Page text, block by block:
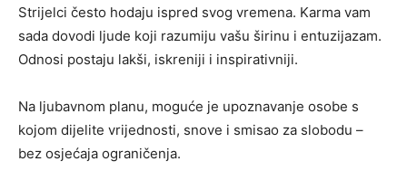
Strijelci često hodaju ispred svog vremena. Karma vam
sada dovodi ljude koji razumiju vašu širinu i entuzijazam.
Odnosi postaju lakši, iskreniji i inspirativniji.
Na ljubavnom planu, moguće je upoznavanje osobe s
kojom dijelite vrijednosti, snove i smisao za slobodu –
bez osjećaja ograničenja.